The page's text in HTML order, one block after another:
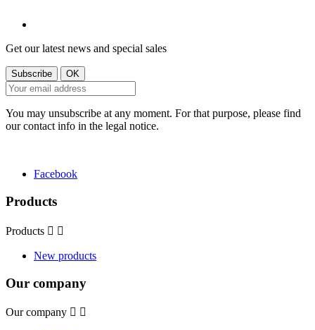
Get our latest news and special sales
You may unsubscribe at any moment. For that purpose, please find
our contact info in the legal notice.
Facebook
Products
Products  
New products
Our company
Our company  